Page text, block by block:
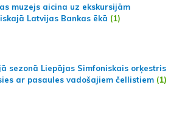
muzejs aicina uz ekskursijām
Latvijas Bankas ēkā (1)
sezonā Liepājas Simfoniskais orķestris
ar pasaules vadošajiem čellistiem (1)